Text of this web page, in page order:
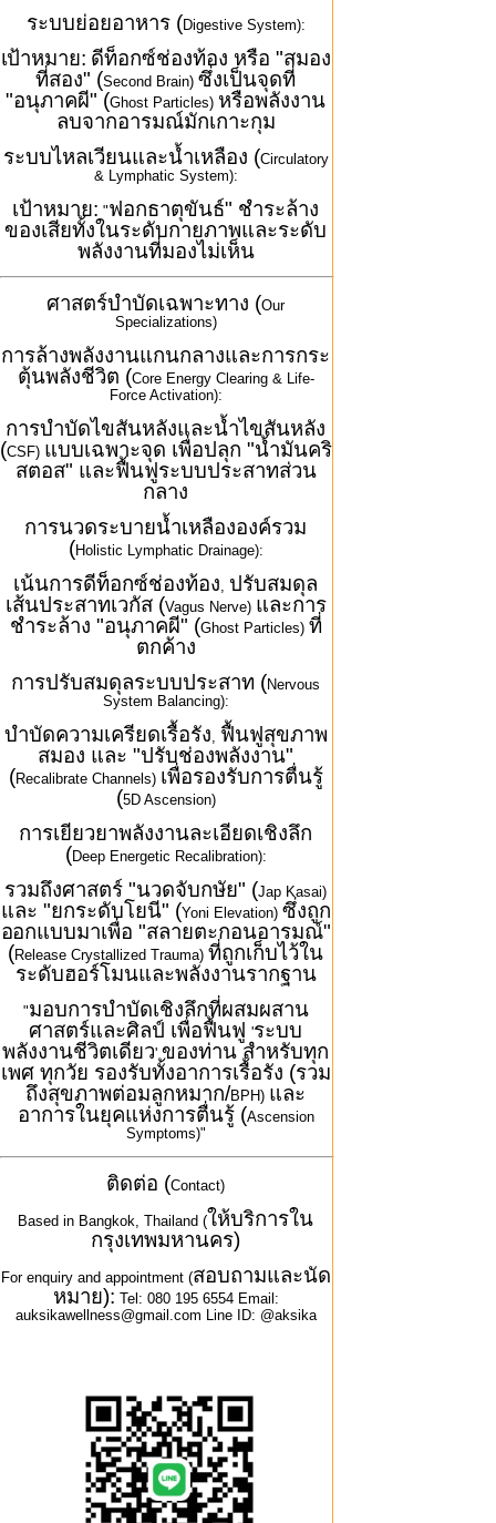
ระบบย่อยอาหาร (Digestive System):
เป้าหมาย: ดีท็อกซ์ช่องท้อง หรือ "สมอง
ที่สอง" (Second Brain)ซึ่งเป็นจุดที่
"อนุภาคผี" (Ghost Particles) หรือพลังงาน
ลบจากอารมณ์มักเกาะกุม
ระบบไหลเวียนและน้ำเหลือง (Circulatory
& Lymphatic System):
เป้าหมาย: "ฟอกธาตุขันธ์" ชำระล้าง
ของเสียทั้งในระดับกายภาพและระดับ
พลังงานที่มองไม่เห็น
ศาสตร์บำบัดเฉพาะทาง (Our
Specializations)
การล้างพลังงานแกนกลางและการกระ
ตุ้นพลังชีวิต (Core Energy Clearing & Life-
Force Activation):
การบำบัดไขสันหลังและน้ำไขสันหลัง
(CSF) แบบเฉพาะจุด เพื่อปลุก "น้ำมันคริ
สตอส" และฟื้นฟูระบบประสาทส่วน
กลาง
การนวดระบายน้ำเหลืององค์รวม
(Holistic Lymphatic Drainage):
เน้นการดีท็อกซ์ช่องท้อง, ปรับสมดุล
เส้นประสาทเวกัส (Vagus Nerve) และการ
ชำระล้าง "อนุภาคผี" (Ghost Particles) ที่
ตกค้าง
การปรับสมดุลระบบประสาท (Nervous
System Balancing):
บำบัดความเครียดเรื้อรัง, ฟื้นฟูสุขภาพ
สมอง และ "ปรับช่องพลังงาน"
(Recalibrate Channels) เพื่อรองรับการตื่นรู้
(5D Ascension)
การเยียวยาพลังงานละเอียดเชิงลึก
(Deep Energetic Recalibration):
รวมถึงศาสตร์ "นวดจับกษัย" (Jap Kasai)
และ "ยกระดับโยนี" (Yoni Elevation) ซึ่งถูก
ออกแบบมาเพื่อ "สลายตะกอนอารมณ์"
(Release Crystallized Trauma)ที่ถูกเก็บไว้ใน
ระดับฮอร์โมนและพลังงานรากฐาน
"มอบการบำบัดเชิงลึกที่ผสมผสาน
ศาสตร์และศิลป์ เพื่อฟื้นฟู'ระบบ
พลังงานชีวิตเดียว'ของท่าน สำหรับทุก
เพศ ทุกวัย รองรับทั้งอาการเรื้อรัง (รวม
ถึงสุขภาพต่อมลูกหมาก/BPH) และ
อาการในยุคแห่งการตื่นรู้ (Ascension
Symptoms)"
ติดต่อ (Contact)
Based in Bangkok, Thailand (ให้บริการใน
กรุงเทพมหานคร)
For enquiry and appointment (สอบถามและนัด
หมาย): Tel: 080 195 6554 Email:
auksikawellness@gmail.com Line ID: @aksika